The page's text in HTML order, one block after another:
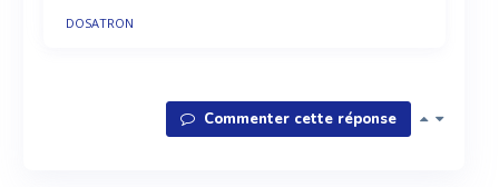
DOSATRON
Commenter cette réponse